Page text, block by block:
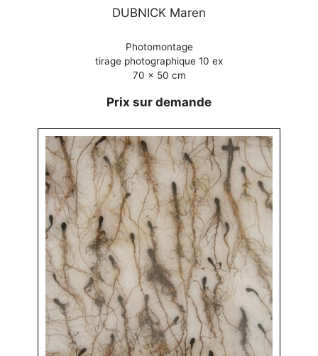
DUBNICK Maren
Photomontage
tirage photographique 10 ex
70 x 50 cm
Prix sur demande